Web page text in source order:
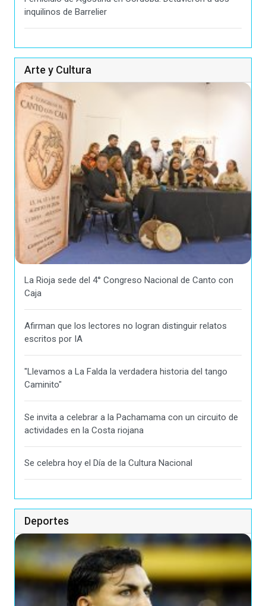
inquilinos de Barrelier
Arte y Cultura
La Rioja sede del 4° Congreso Nacional de Canto con
Caja
Afirman que los lectores no logran distinguir relatos
escritos por IA
"Llevamos a La Falda la verdadera historia del tango
Caminito"
Se invita a celebrar a la Pachamama con un circuito de
actividades en la Costa riojana
Se celebra hoy el Día de la Cultura Nacional
Deportes